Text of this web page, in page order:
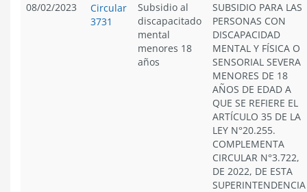
08/02/2023
Circular
3731
Subsidio al
discapacitado
mental
menores 18
años
SUBSIDIO PARA LAS
PERSONAS CON
DISCAPACIDAD
MENTAL Y FÍSICA O
SENSORIAL SEVERA
MENORES DE 18
AÑOS DE EDAD A
QUE SE REFIERE EL
ARTÍCULO 35 DE LA
LEY N°20.255.
COMPLEMENTA
CIRCULAR N°3.722,
DE 2022, DE ESTA
SUPERINTENDENCIA